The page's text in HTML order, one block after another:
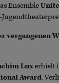
Ensemble
vergangenen
Luxerhielt
Award.